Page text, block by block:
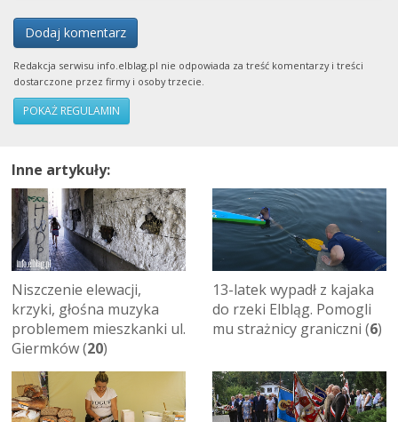
Dodaj komentarz
Redakcja serwisu info.elblag.pl nie odpowiada za treść komentarzy i treści
dostarczone przez firmy i osoby trzecie.
POKAŻ REGULAMIN
Inne artykuły:
Niszczenie elewacji,
krzyki, głośna muzyka
problemem mieszkanki ul.
Giermków (20)
13-latek wypadł z kajaka
do rzeki Elbląg. Pomogli
mu strażnicy graniczni (6)